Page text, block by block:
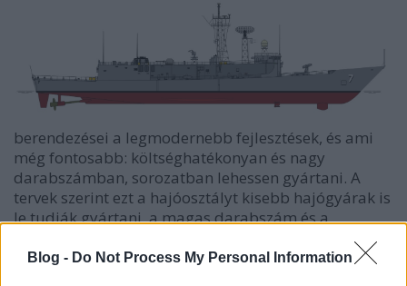
Blog - Do Not Process My Personal Information
berendezései a legmodernebb fejlesztések, és ami
még fontosabb: költséghatékonyan és nagy
darabszámban, sorozatban lehessen gyártani. A
tervek szerint ezt a hajóosztályt kisebb hajógyárak is
le tudják gyártani, a magas darabszám és a
szövetséges flották is vehetnek belőle (vettek is, de